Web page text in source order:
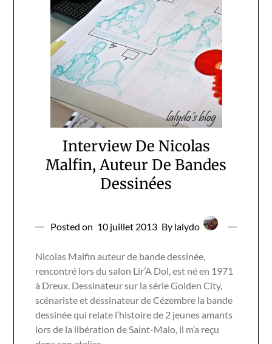
Interview De Nicolas
Malfin, Auteur De Bandes
Dessinées
Posted on 10 juillet 2013 By lalydo
Nicolas Malfin auteur de bande dessinée,
rencontré lors du salon Lir’A Dol, est né en 1971
à Dreux. Dessinateur sur la série Golden City,
scénariste et dessinateur de Cézembre la bande
dessinée qui relate l’histoire de 2 jeunes amants
lors de la libération de Saint-Malo, il m’a reçu